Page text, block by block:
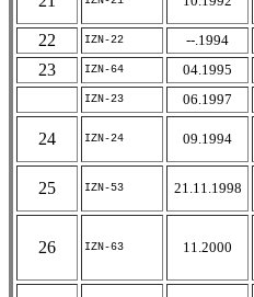
22 IZN-22 --.1994
23
IZN-64 04.1995
IZN-23 06.1997
24 IZN-24 09.1994
25 IZN-53 21.11.1998
26 IZN-63 11.2000